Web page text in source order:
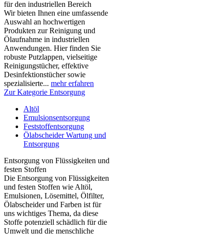
für den industriellen Bereich
Wir bieten Ihnen eine umfassende
Auswahl an hochwertigen
Produkten zur Reinigung und
Ölaufnahme in industriellen
Anwendungen. Hier finden Sie
robuste Putzlappen, vielseitige
Reinigungstücher, effektive
Desinfektionstücher sowie
spezialisierte... mehr erfahren
Zur Kategorie Entsorgung
Altöl
Emulsionsentsorgung
Feststoffentsorgung
Ölabscheider Wartung und
Entsorgung
Entsorgung von Flüssigkeiten und
festen Stoffen
Die Entsorgung von Flüssigkeiten
und festen Stoffen wie Altöl,
Emulsionen, Lösemittel, Ölfilter,
Ölabscheider und Farben ist für
uns wichtiges Thema, da diese
Stoffe potenziell schädlich für die
Umwelt und die menschliche